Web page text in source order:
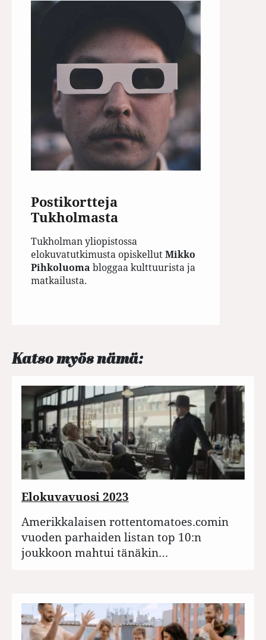
Postikortteja
Tukholmasta
Tukholman yliopistossa
elokuvatutkimusta opiskellutMikko
Pihkoluoma bloggaa kulttuurista ja
matkailusta.
Katso myös nämä:
Elokuvavuosi 2023
Amerikkalaisen rottentomatoes.comin
vuoden parhaiden listan top 10:n
joukkoon mahtui tänäkin…